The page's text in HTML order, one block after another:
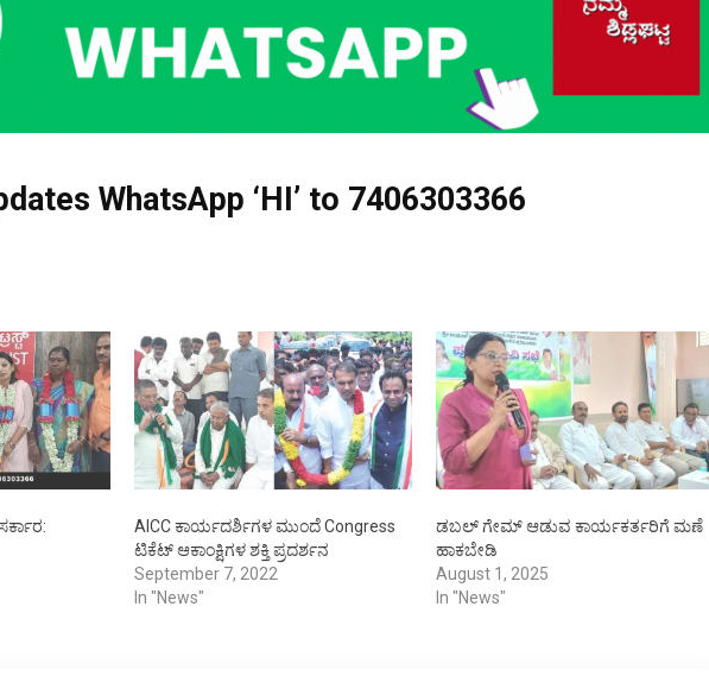
WhatsApp ‘HI’ to 7406303366
AICC ಕಾರ್ಯದರ್ಶಿಗಳ ಮುಂದೆ Congress
ಟಿಕೆಟ್ ಆಕಾಂಕ್ಷಿಗಳ ಶಕ್ತಿ ಪ್ರದರ್ಶನ
September 7, 2022
In "News"
ಡಬಲ್ ಗೇಮ್ ಆಡುವ ಕಾರ್ಯಕರ್ತರಿಗೆ ಮಣೆ
ಹಾಕಬೇಡಿ
August 1, 2025
In "News"